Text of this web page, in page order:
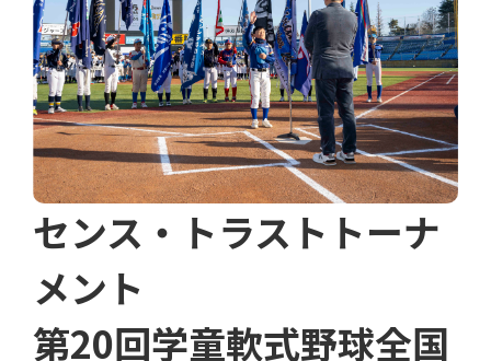
センス・トラストトーナ
メント
第20回学童軟式野球全国